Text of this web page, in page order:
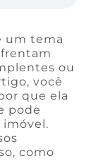
um tema
ou
você
que ela
pode
imóvel.
como